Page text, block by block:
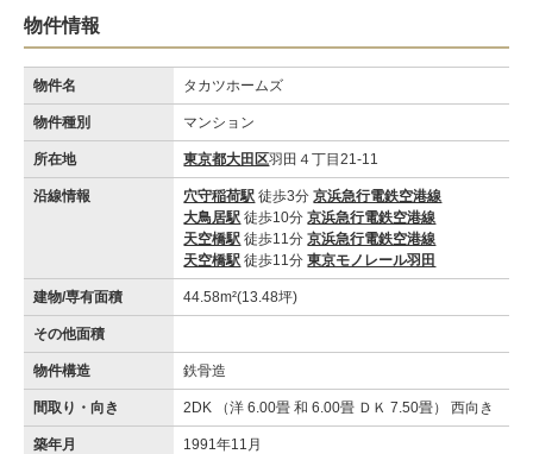
物件情報
物件名 タカツホームズ
物件種別 マンション
所在地 東京都大田区羽田４丁目21-11
沿線情報 穴守稲荷駅 徒歩3分京浜急行電鉄空港線
大鳥居駅 徒歩10分京浜急行電鉄空港線
天空橋駅 徒歩11分京浜急行電鉄空港線
天空橋駅 徒歩11分東京モノレール羽田
建物/専有面積 44.58m²(13.48坪)
その他面積
物件構造 鉄骨造
間取り・向き 2DK （洋 6.00畳 和 6.00畳 ＤＫ 7.50畳） 西向き
築年月 1991年11月